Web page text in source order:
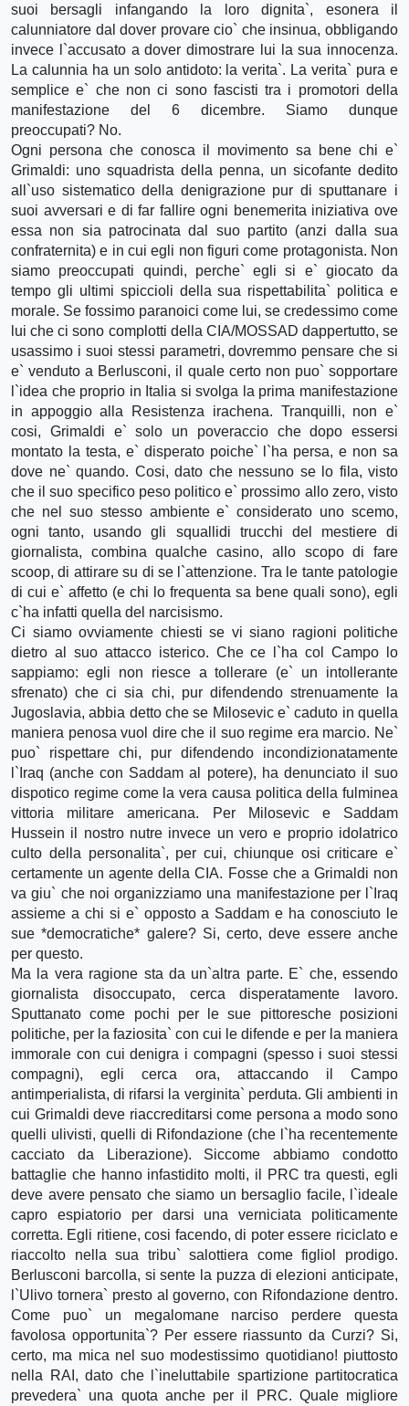
suoi bersagli infangando la loro dignita`, esonera il
calunniatore dal dover provare cio` che insinua, obbligando
invece l`accusato a dover dimostrare lui la sua innocenza.
La calunnia ha un solo antidoto: la verita`. La verita` pura e
semplice e` che non ci sono fascisti tra i promotori della
manifestazione del 6 dicembre. Siamo dunque
preoccupati? No.
Ogni persona che conosca il movimento sa bene chi e`
Grimaldi: uno squadrista della penna, un sicofante dedito
all`uso sistematico della denigrazione pur di sputtanare i
suoi avversari e di far fallire ogni benemerita iniziativa ove
essa non sia patrocinata dal suo partito (anzi dalla sua
confraternita) e in cui egli non figuri come protagonista. Non
siamo preoccupati quindi, perche` egli si e` giocato da
tempo gli ultimi spiccioli della sua rispettabilita` politica e
morale. Se fossimo paranoici come lui, se credessimo come
lui che ci sono complotti della CIA/MOSSAD dappertutto, se
usassimo i suoi stessi parametri, dovremmo pensare che si
e` venduto a Berlusconi, il quale certo non puo` sopportare
l`idea che proprio in Italia si svolga la prima manifestazione
in appoggio alla Resistenza irachena. Tranquilli, non e`
cosi, Grimaldi e` solo un poveraccio che dopo essersi
montato la testa, e` disperato poiche` l`ha persa, e non sa
dove ne` quando. Cosi, dato che nessuno se lo fila, visto
che il suo specifico peso politico e` prossimo allo zero, visto
che nel suo stesso ambiente e` considerato uno scemo,
ogni tanto, usando gli squallidi trucchi del mestiere di
giornalista, combina qualche casino, allo scopo di fare
scoop, di attirare su di se l`attenzione. Tra le tante patologie
di cui e` affetto (e chi lo frequenta sa bene quali sono), egli
c`ha infatti quella del narcisismo.
Ci siamo ovviamente chiesti se vi siano ragioni politiche
dietro al suo attacco isterico. Che ce l`ha col Campo lo
sappiamo: egli non riesce a tollerare (e` un intollerante
sfrenato) che ci sia chi, pur difendendo strenuamente la
Jugoslavia, abbia detto che se Milosevic e` caduto in quella
maniera penosa vuol dire che il suo regime era marcio. Ne`
puo` rispettare chi, pur difendendo incondizionatamente
l`Iraq (anche con Saddam al potere), ha denunciato il suo
dispotico regime come la vera causa politica della fulminea
vittoria militare americana. Per Milosevic e Saddam
Hussein il nostro nutre invece un vero e proprio idolatrico
culto della personalita`, per cui, chiunque osi criticare e`
certamente un agente della CIA. Fosse che a Grimaldi non
va giu` che noi organizziamo una manifestazione per l`Iraq
assieme a chi si e` opposto a Saddam e ha conosciuto le
sue *democratiche* galere? Si, certo, deve essere anche
per questo.
Ma la vera ragione sta da un`altra parte. E` che, essendo
giornalista disoccupato, cerca disperatamente lavoro.
Sputtanato come pochi per le sue pittoresche posizioni
politiche, per la faziosita` con cui le difende e per la maniera
immorale con cui denigra i compagni (spesso i suoi stessi
compagni), egli cerca ora, attaccando il Campo
antimperialista, di rifarsi la verginita` perduta. Gli ambienti in
cui Grimaldi deve riaccreditarsi come persona a modo sono
quelli ulivisti, quelli di Rifondazione (che l`ha recentemente
cacciato da Liberazione). Siccome abbiamo condotto
battaglie che hanno infastidito molti, il PRC tra questi, egli
deve avere pensato che siamo un bersaglio facile, l`ideale
capro espiatorio per darsi una verniciata politicamente
corretta. Egli ritiene, cosi facendo, di poter essere riciclato e
riaccolto nella sua tribu` salottiera come figliol prodigo.
Berlusconi barcolla, si sente la puzza di elezioni anticipate,
l`Ulivo tornera` presto al governo, con Rifondazione dentro.
Come puo` un megalomane narciso perdere questa
favolosa opportunita`? Per essere riassunto da Curzi? Si,
certo, ma mica nel suo modestissimo quotidiano! piuttosto
nella RAI, dato che l`ineluttabile spartizione partitocratica
prevedera` una quota anche per il PRC. Quale migliore